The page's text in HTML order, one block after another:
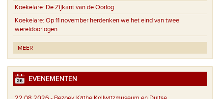
Koekelare: De Zijkant van de Oorlog
Koekelare: Op 11 november herdenken we het eind van twee
wereldoorlogen
MEER
EVENEMENTEN